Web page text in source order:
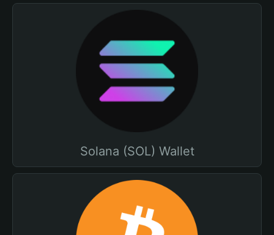
Solana (SOL) Wallet